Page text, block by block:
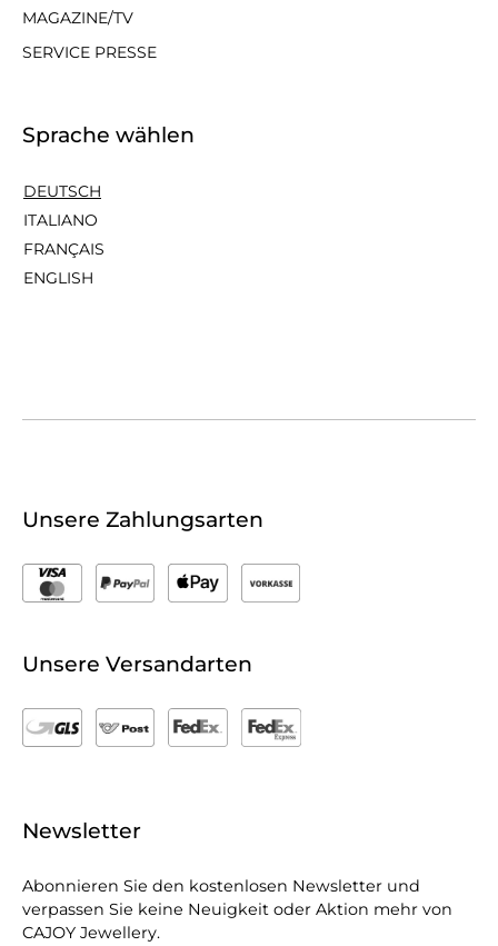
MAGAZINE/TV
SERVICE PRESSE
Sprache wählen
DEUTSCH
ITALIANO
FRANÇAIS
ENGLISH
Unsere Zahlungsarten
Unsere Versandarten
Newsletter
Abonnieren Sie den kostenlosen Newsletter und
verpassen Sie keine Neuigkeit oder Aktion mehr von
CAJOY Jewellery.